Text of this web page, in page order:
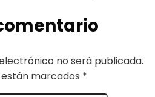
no será publicada.
marcados *